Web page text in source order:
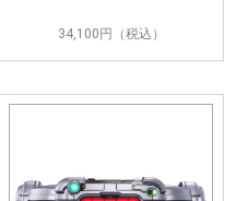
34,100円（税込）